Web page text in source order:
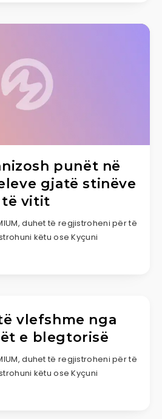
punët në
gjatë stinëve
të vitit
duhet të regjistroheni për të
këtu ose Kyçuni
vlefshme nga
e blegtorisë
duhet të regjistroheni për të
këtu ose Kyçuni